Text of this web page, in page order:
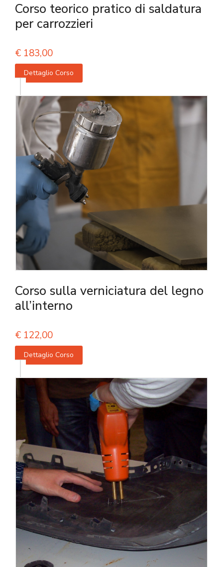
Corso teorico pratico di saldatura
per carrozzieri
€ 183,00
Dettaglio Corso
Corso sulla verniciatura del legno
all’interno
€ 122,00
Dettaglio Corso